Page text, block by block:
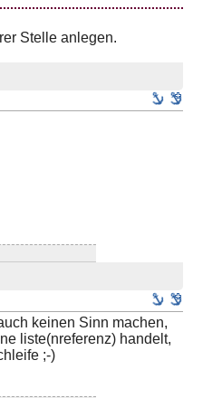
Stelle anlegen.
keinen Sinn machen,
liste(nreferenz) handelt,
;-)